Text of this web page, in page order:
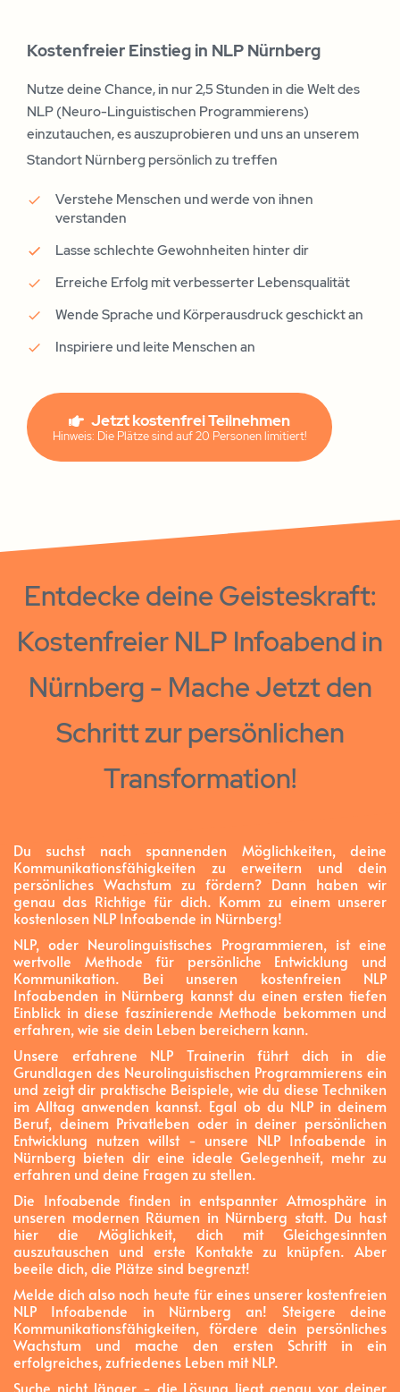
Kostenfreier Einstieg in NLP Nürnberg
Nutze deine Chance, in nur 2,5 Stunden in die Welt des
NLP (Neuro-Linguistischen Programmierens)
einzutauchen, es auszuprobieren und uns an unserem
Standort Nürnberg persönlich zu treffen
Verstehe Menschen und werde von ihnen
verstanden
Lasse schlechte Gewohnheiten hinter dir
Erreiche Erfolg mit verbesserter Lebensqualität
Wende Sprache und Körperausdruck geschickt an
Inspiriere und leite Menschen an
Jetzt kostenfrei Teilnehmen
Hinweis: Die Plätze sind auf 20 Personen limitiert!
Entdecke deine Geisteskraft:
Kostenfreier NLP Infoabend in
Nürnberg - Mache Jetzt den
Schritt zur persönlichen
Transformation!
Du suchst nach spannenden Möglichkeiten, deine
Kommunikationsfähigkeiten zu erweitern und dein
persönliches Wachstum zu fördern? Dann haben wir
genau das Richtige für dich. Komm zu einem unserer
kostenlosen NLP Infoabende in Nürnberg!
NLP, oder Neurolinguistisches Programmieren, ist eine
wertvolle Methode für persönliche Entwicklung und
Kommunikation. Bei unseren kostenfreien NLP
Infoabenden in Nürnberg kannst du einen ersten tiefen
Einblick in diese faszinierende Methode bekommen und
erfahren, wie sie dein Leben bereichern kann.
Unsere erfahrene NLP Trainerin führt dich in die
Grundlagen des Neurolinguistischen Programmierens ein
und zeigt dir praktische Beispiele, wie du diese Techniken
im Alltag anwenden kannst. Egal ob du NLP in deinem
Beruf, deinem Privatleben oder in deiner persönlichen
Entwicklung nutzen willst - unsere NLP Infoabende in
Nürnberg bieten dir eine ideale Gelegenheit, mehr zu
erfahren und deine Fragen zu stellen.
Die Infoabende finden in entspannter Atmosphäre in
unseren modernen Räumen in Nürnberg statt. Du hast
hier die Möglichkeit, dich mit Gleichgesinnten
auszutauschen und erste Kontakte zu knüpfen. Aber
beeile dich, die Plätze sind begrenzt!
Melde dich also noch heute für eines unserer kostenfreien
NLP Infoabende in Nürnberg an! Steigere deine
Kommunikationsfähigkeiten, fördere dein persönliches
Wachstum und mache den ersten Schritt in ein
erfolgreiches, zufriedenes Leben mit NLP.
Suche nicht länger - die Lösung liegt genau vor deiner